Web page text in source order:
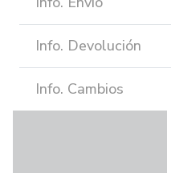
Info. Devolución
Info. Cambios